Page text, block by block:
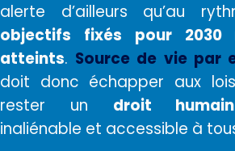
alerte d’ailleurs qu’au
objectifs fixés pour 2030
atteints. Source de vie par
doit donc échapper aux
rester un droit humain
inaliénable et accessible à